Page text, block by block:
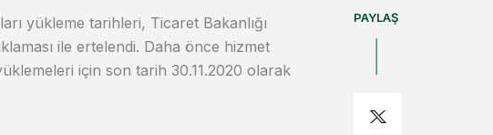
yükleme tarihleri, Ticaret Bakanlığı
ile ertelendi. Daha önce hizmet
için son tarih 30.11.2020 olarak
PAYLAŞ